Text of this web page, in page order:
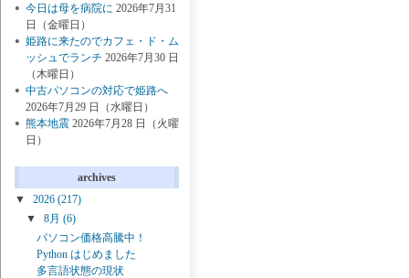
今日は母を病院に 2026年7月31
日（金曜日）
姫路に来たのでカフェ・ド・ム
ッシュでランチ 2026年7月30 日
（木曜日）
中古パソコンの対応で姫路へ
2026年7月29 日（水曜日）
熊本地震 2026年7月28 日（火曜
日）
archives
▼
2026 (217)
▼
8月 (6)
パソコン価格高騰中！
Python はじめました
多言語状態の現状